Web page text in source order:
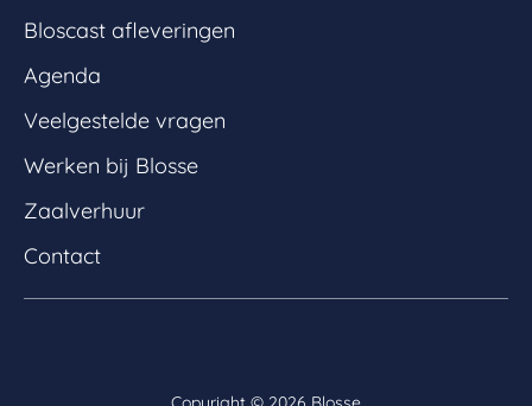
Bloscast afleveringen
Agenda
Veelgestelde vragen
Werken bij Blosse
Zaalverhuur
Contact